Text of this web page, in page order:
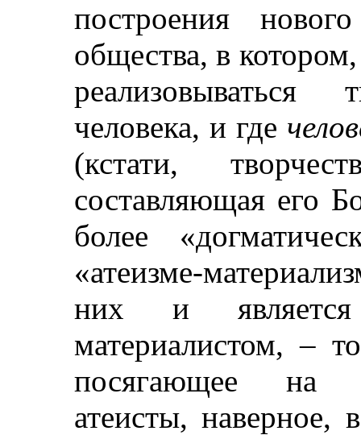
построения
общества, в
реализовываться
человека, и где
(кстати,
составляющая его
более
«атеизме-
них и
материалистом, –
посягающее на
атеисты, наверное,